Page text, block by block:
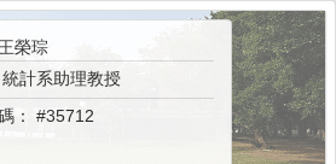
榮琮
統計系助理教授
： #35712